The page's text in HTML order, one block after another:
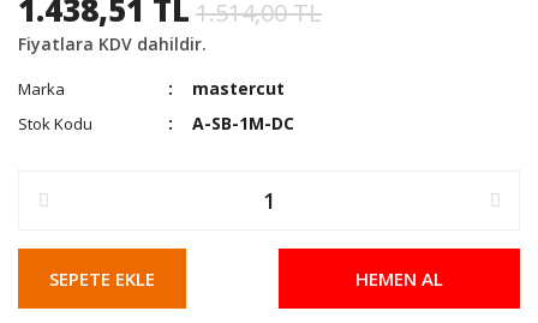
1.438,51 TL 1.514,00 TL
Fiyatlara KDV dahildir.
Marka mastercut
Stok Kodu A-SB-1M-DC
SEPETE EKLE HEMEN AL